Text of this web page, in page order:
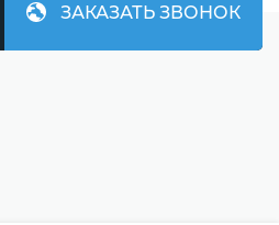
ЗАКАЗАТЬ ЗВОНОК